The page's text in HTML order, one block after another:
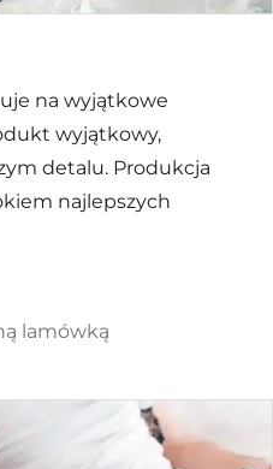
na wyjątkowe
wyjątkowy,
detalu. Produkcja
najlepszych
lamówką